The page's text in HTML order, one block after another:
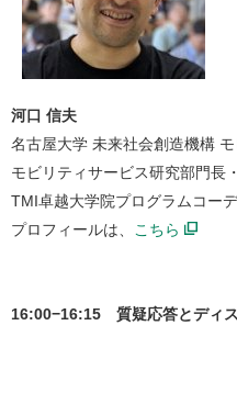
河口 信夫
名古屋大学 未来社会創造機構
モビリティサービス研究部門長
TMI卓越大学院プログラムコー
プロフィールは、
こちら
16:00−16:15 質疑応答とディ